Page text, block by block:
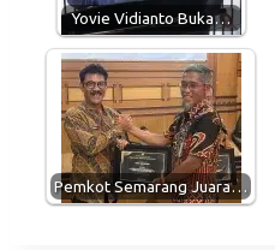
p
m
Yovie Vidianto Buka…
Pemkot Semarang Juara…